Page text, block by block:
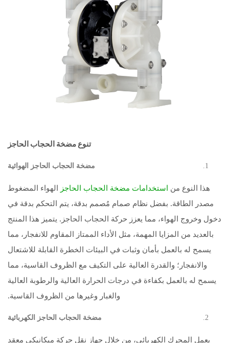
تنوع مضخة الحجاب الحاجز
مضخة الحجاب الحاجز الهوائية
هذا النوع من استخدامات مضخة الحجاب الحاجز الهواء المضغوط
مصدر الطاقة. بفضل نظام صمام مُصمم بدقة، يتم التحكم بدقة في
دخول وخروج الهواء، مما يعزز حركة الحجاب الحاجز. يتميز هذا المنتج
بالعديد من المزايا المهمة، مثل الأداء الممتاز المقاوم للانفجار، مما
يسمح له بالعمل بأمان وثبات في البيئات الخطرة القابلة للاشتعال
والانفجار؛ والقدرة العالية على التكيف مع الظروف القاسية، مما
يسمح له بالعمل بكفاءة في درجات الحرارة العالية والرطوبة العالية
والغبار وغيرها من الظروف القاسية.
مضخة الحجاب الحاجز الكهربائية
يعمل المحرك الكهربائي، من خلال جهاز نقل حركة ميكانيكي معقد